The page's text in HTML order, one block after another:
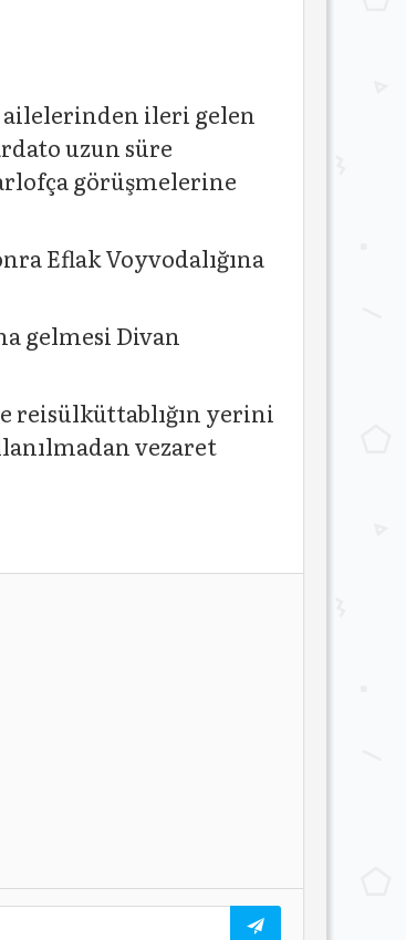
ailelerinden ileri gelen
uzun süre
görüşmelerine
Eflak Voyvodalığına
gelmesi Divan
reisülküttablığın yerini
vezaret